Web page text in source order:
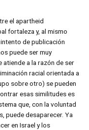
el apartheid
fortaleza y, al mismo
de publicación
puede ser muy
a la razón de ser
racial orientada a
sobre otro) se pueden
esas similitudes es
que, con la voluntad
puede desaparecer. Ya
en Israel y los